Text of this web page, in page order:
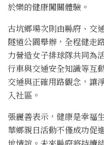
於樂的健康闖關體驗。
古坑鄉場次則由縣府、交
隧道公園舉辦，全程健走
力營造女子排球隊共同為
行車與交通安全知識等互
交通與正確用路觀念，讓
入社區。
張麗善表示，健康是幸福
華鄉親日活動不僅成功促